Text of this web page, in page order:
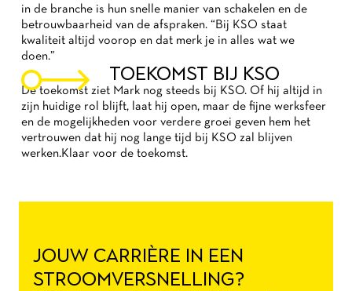
in de branche is hun snelle manier van schakelen en de
betrouwbaarheid van de afspraken. “Bij KSO staat
kwaliteit altijd voorop en dat merk je in alles wat we
doen.”
TOEKOMST BIJ KSO
De toekomst ziet Mark nog steeds bij KSO. Of hij altijd in
zijn huidige rol blijft, laat hij open, maar de fijne werksfeer
en de mogelijkheden voor verdere groei geven hem het
vertrouwen dat hij nog lange tijd bij KSO zal blijven
werken.Klaar voor de toekomst.
JOUW CARRIÈRE IN EEN
STROOMVERSNELLING?